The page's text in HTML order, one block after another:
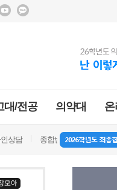
대/전공 의약대
상담 종합반 방문상담